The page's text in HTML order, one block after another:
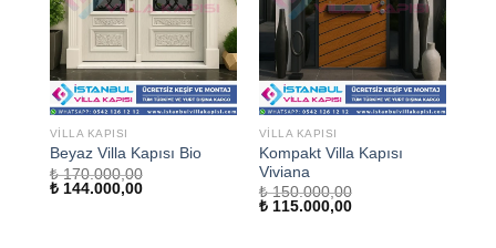
VILLA KAPISI
Beyaz Villa Kapısı Bio
₺170.000,00
Orijinal
₺144.000,00Şu
VILLA KAPISI
Kompakt Villa Kapısı
Viviana
₺150.000,00
Orijinal
₺115.000,00Şu